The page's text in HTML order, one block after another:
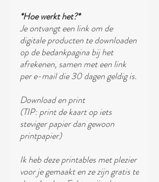
*Hoe werkt het?*
Je ontvangt een link om de
digitale producten te downloaden
op de bedankpagina bij het
afrekenen, samen met een link
per e-mail die 30 dagen geldig is.
Download en print
(TIP: print de kaart op iets
steviger papier dan gewoon
printpapier)
Ik heb deze printables met plezier
voor je gemaakt en ze zijn gratis te